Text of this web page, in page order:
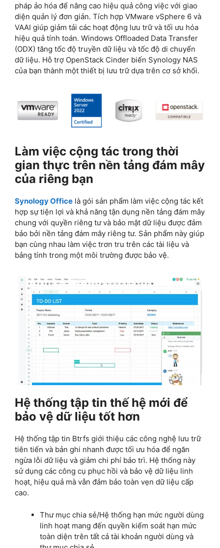
pháp ảo hóa để nâng cao hiệu quả công việc với giao
diện quản lý đơn giản. Tích hợp VMware vSphere 6 và
VAAI giúp giảm tải các hoạt động lưu trữ và tối ưu hóa
hiệu quả tính toán. Windows Offloaded Data Transfer
(ODX) tăng tốc độ truyền dữ liệu và tốc độ di chuyển
dữ liệu. Hỗ trợ OpenStack Cinder biến Synology NAS
của bạn thành một thiết bị lưu trữ dựa trên cơ sở khối.
Làm việc cộng tác trong thời
gian thực trên nền tảng đám mây
của riêng bạn
Synology Office là gói sản phẩm làm việc cộng tác kết
hợp sự tiện lợi và khả năng tận dụng nền tảng đám mây
chung với quyền riêng tư và bảo mật dữ liệu được đảm
bảo bởi nền tảng đám mây riêng tư. Sản phẩm này giúp
bạn cùng nhau làm việc trơn tru trên các tài liệu và
bảng tính trong một môi trường được bảo vệ.
Hệ thống tập tin thế hệ mới để
bảo vệ dữ liệu tốt hơn
Hệ thống tập tin Btrfs giới thiệu các công nghệ lưu trữ
tiên tiến và bản ghi nhanh được tối ưu hóa để ngăn
ngừa lỗi dữ liệu và giảm chi phí bảo trì. Hệ thống này
sử dụng các công cụ phục hồi và bảo vệ dữ liệu linh
hoạt, hiệu quả mà vẫn đảm bảo toàn vẹn dữ liệu cấp
cao.
Thư mục chia sẻ/Hệ thống hạn mức người dùng
linh hoạt mang đến quyền kiểm soát hạn mức
toàn diện trên tất cả tài khoản người dùng và